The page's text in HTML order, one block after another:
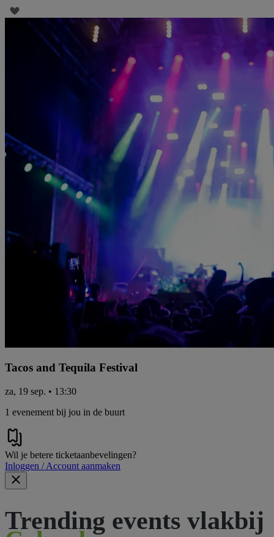
Tacos and Tequila Festival
za, 19 sep. • 13:30
1 evenement bij jou in de buurt
Wil je betere ticketaanbevelingen?
Inloggen / Account aanmaken
Trending events vlakbij